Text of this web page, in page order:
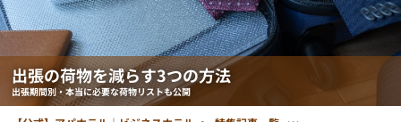
出張の荷物を減らす3つの方法
出張期間別・本当に必要な荷物リストも公開